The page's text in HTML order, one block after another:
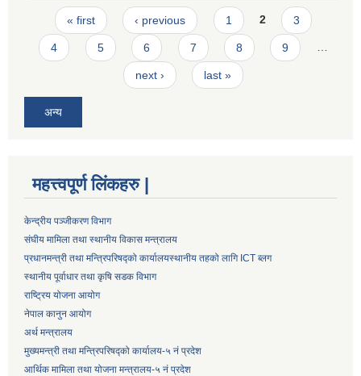
Pages
« first ‹ previous 1 2 3
4 5 6 7 8 9 …
next › last »
अन्य
महत्त्वपूर्ण लिंकहरु |
केन्द्रीय पञ्जीकरण विभाग
संघीय मामिला तथा स्थानीय विकास मन्त्रालय
प्रधानमन्त्री तथा मन्त्रिपरिषद्को कार्यालयस्थानीय तहको लागि ICT ब्लग
स्थानीय पूर्वाधार तथा कृषि सडक विभाग
राष्ट्रिय योजना आयोग
नेपाल कानुन आयोग
अर्थ मन्त्रालय
मुख्यमन्त्री तथा मन्त्रिपरिषद्को कार्यालय-५ नं प्रदेश
आर्थिक मामिला तथा योजना मन्त्रालय-५ नं प्रदेश